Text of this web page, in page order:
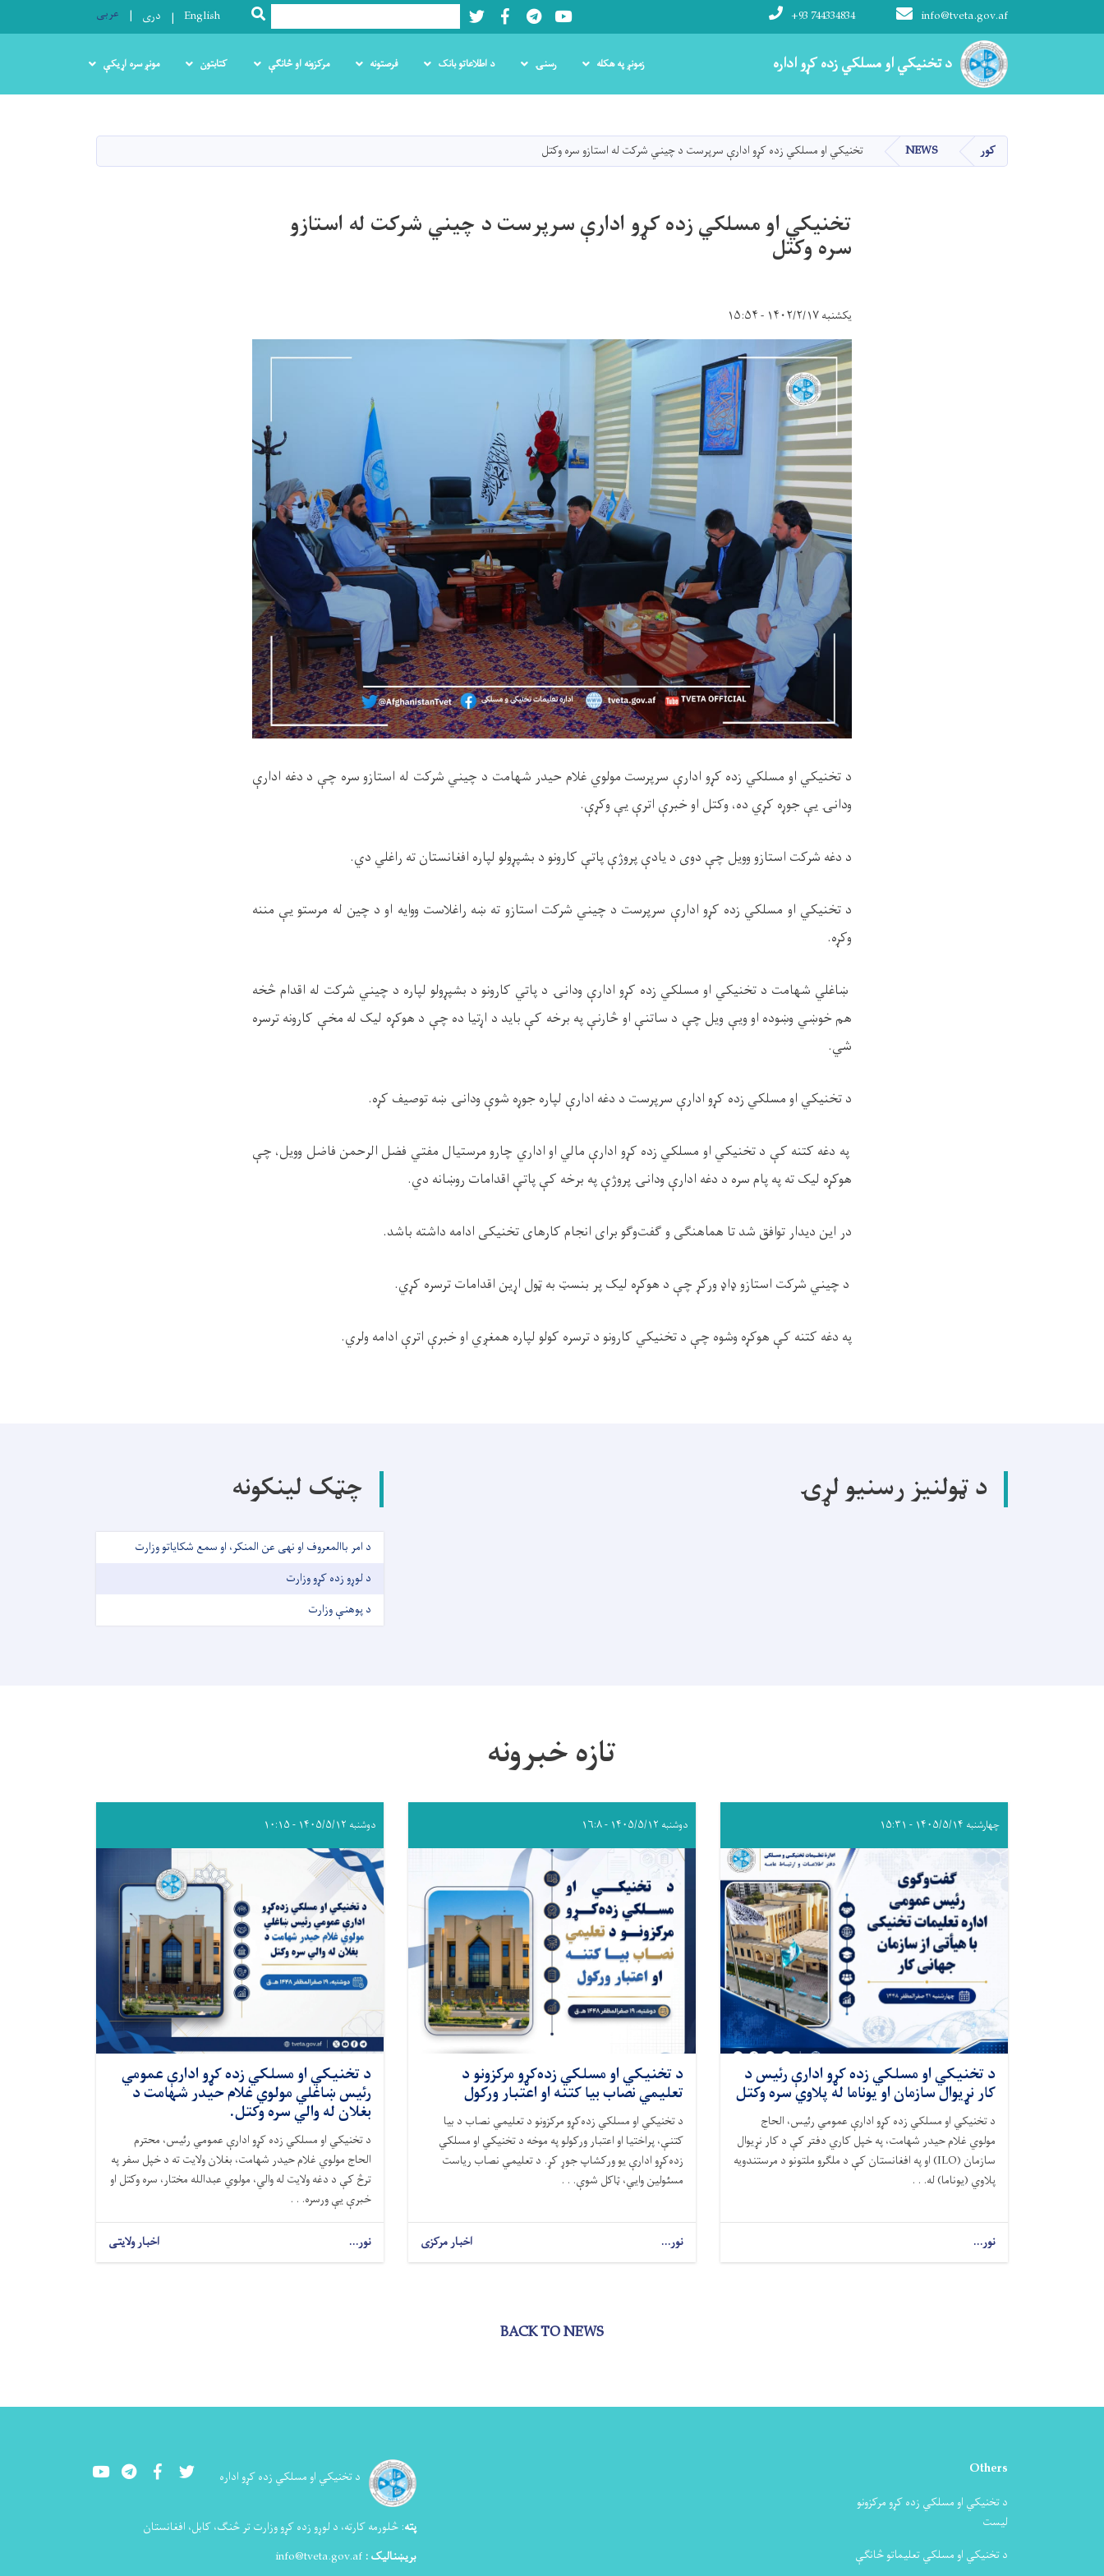
دانګل
د تخنیکي او مسلکي زده کړو اداره
info@tveta.gov.af
+93 744334834
Youtube
LinkedIn
Facebook
Twitter
Search
SEARCH
English دری عربی
Main navigation
د تخنیکي او مسلکي زده کړو اداره زمونږ په هکله رسنۍ د اطلاعاتو بانک فرصتونه مرکزونه او څانګې کتابتون مونږ سره اړیکې
کور NEWS تخنیکي او مسلکي زده کړو ادارې سرپرست د چيني شرکت له استازو سره وکتل
تخنیکي او مسلکي زده کړو ادارې سرپرست د چيني شرکت له استازو
سره وکتل
یکشنبه ۱۴۰۲/۲/۱۷ - ۱۵:۵۴
د تخنيکي او مسلکي زده کړو ادارې سرپرست مولوي غلام حيدر شهامت د چيني شرکت له استازو سره چې د دغه ادارې
ودانۍ یې جوړه کړي ده، وکتل او خبرې اترې يې وکړې.
د دغه شرکت استازو وویل چې دوی د یادې پروژې پاتې کارونو د بشپړولو لپاره افغانستان ته راغلي دي.
د تخنيکي او مسلکي زده کړو ادارې سرپرست د چيني شرکت استازو ته ښه راغلاست ووايه او د چين له مرستو يې مننه
وکړه.
ښاغلي شهامت د تخنیکي او مسلکي زده کړو ادارې ودانۍ د پاتي کارونو د بشپړولو لپاره د چیني شرکت له اقدام څخه
هم خوښي وښوده او ویې ویل چې د ساتنې او څارنې په برخه کې باید د اړتیا ده چې د هوکړه لیک له مخې کارونه ترسره
شي.
د تخنيکي او مسلکي زده کړو ادارې سرپرست د دغه ادارې لپاره جوړه شوې ودانۍ ښه توصیف کړه.
په دغه کتنه کې د تخنيکي او مسلکي زده کړو ادارې مالي او اداري چارو مرستيال مفتي فضل الرحمن فاضل وويل، چې
هوکړه لیک ته په پام سره د دغه ادارې ودانۍ پروژې په برخه کې پاتې اقدامات روښانه دي.
در این دیدار توافق شد تا هماهنگی و گفت‌وگو برای انجام کارهای تخنیکی ادامه داشته باشد.
د چیني شرکت استازو ډاډ ورکړ چې د هوکړه لیک پر بنسټ به ټول اړین اقدامات ترسره کړي.
په دغه کتنه کې هوکړه وشوه چې د تخنیکي کارونو د ترسره کولو لپاره همغږي او خبرې اترې ادامه ولري.
د ټولنیز رسنیو لړۍ چټک لینکونه
د امر باالمعروف او نهی عن المنکر، او سمع شکایاتو وزارت
د لوړو زده کړو وزارت
د پوهنې وزارت
تازه خبرونه
چهارشنبه ۱۴۰۵/۵/۱۴ - ۱۵:۳۱
د تخنیکي او مسلکي زده کړو ادارې رئیس د
کار نړیوال سازمان او یوناما له پلاوي سره وکتل
د تخنیکي او مسلکي زده کړو ادارې عمومي رئیس، الحاج
مولوي غلام حیدر شهامت، په خپل کاري دفتر کې د کار نړیوال
سازمان (ILO) او په افغانستان کې د ملګرو ملتونو د مرستندویه
پلاوي (یوناما) له. . .
نور...
دوشنبه ۱۴۰۵/۵/۱۲ - ۱۶:۸
د تخنیکي او مسلکي زده‌کړو مرکزونو د
تعلیمي نصاب بیا کتنه او اعتبار ورکول
د تخنیکي او مسلکي زده‌کړو مرکزونو د تعلیمي نصاب د بیا
کتنې، پراختیا او اعتبار ورکولو په موخه د تخنیکي او مسلکي
زده‌کړو ادارې یو ورکشاپ جوړ کړ. د تعلیمي نصاب ریاست
مسئولین وایي، ټاکل شوې. . .
نور... اخبار مرکزی
دوشنبه ۱۴۰۵/۵/۱۲ - ۱۰:۱۵
د تخنيکي او مسلکي زده کړو ادارې عمومي
رئیس ښاغلي مولوي غلام حیدر شهامت د
بغلان له والي سره وکتل.
د تخنیکي او مسلکي زده کړو ادارې عمومي رئیس، محترم
الحاج مولوي غلام حیدر شهامت، بغلان ولایت ته د خپل سفر په
ترڅ کې د دغه ولایت له والي، مولوي عبدالله مختار، سره وکتل او
خبرې یې ورسره. . .
نور... اخبار ولایتی
BACK TO NEWS
Others
د تخنیکي او مسلکي زده کړو مرکزونو
لیست
د تخنیکي او مسلکي تعلیماتو څانګې
د تخنيکي او مسلکي زده کړو اداره YoutubeLinkedInFacebook Twitter
پته: څلورمه کارته، د لوړو زده کړو وزارت تر څنګ، کابل، افغانستان
بریښنالیک : info@tveta.gov.af